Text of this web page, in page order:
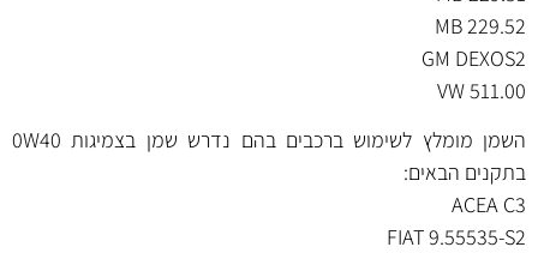
MB 229.52
GM DEXOS2
VW 511.00
השמן מומלץ לשימוש ברכבים בהם נדרש שמן בצמיגות 0W40
בתקנים הבאים:
ACEA C3
FIAT 9.55535-S2